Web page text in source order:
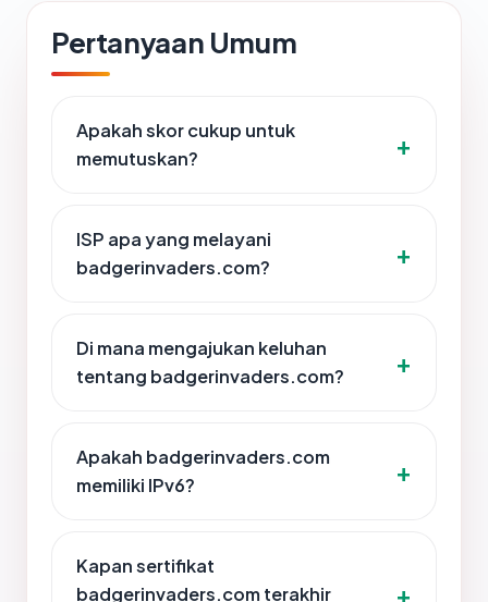
Pertanyaan Umum
Apakah skor cukup untuk
memutuskan?
ISP apa yang melayani
badgerinvaders.com?
Di mana mengajukan keluhan
tentang badgerinvaders.com?
Apakah badgerinvaders.com
memiliki IPv6?
Kapan sertifikat
badgerinvaders.com terakhir